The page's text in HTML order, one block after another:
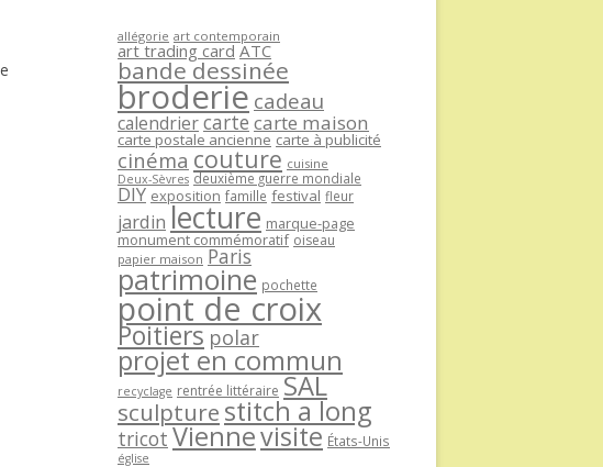
allégorie art contemporain
art trading card ATC
bande dessinée
broderie cadeau
calendriercartecarte maison
carte postale ancienne carte à publicité
cinéma couture cuisine
Deux-Sèvres deuxième guerre mondiale
DIY exposition famille festival fleur
jardin lecture marque-page
monument commémoratif oiseau
papier maison Paris
patrimoine pochette
point de croix
Poitiers polar
projet en commun
recyclage rentrée littéraire SAL
sculpture stitch a long
tricot Viennevisite États-Unis
église